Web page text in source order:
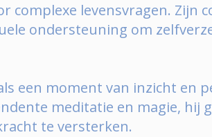
complexe levensvragen. Zijn
ondersteuning om
een moment van inzicht en
meditatie en magie, hij
te versterken.